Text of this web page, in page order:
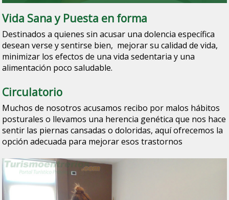
Vida Sana y Puesta en forma
Destinados a quienes sin acusar una dolencia específica
desean verse y sentirse bien, mejorar su calidad de vida,
minimizar los efectos de una vida sedentaria y una
alimentación poco saludable.
Circulatorio
Muchos de nosotros acusamos recibo por malos hábitos
posturales o llevamos una herencia genética que nos hace
sentir las piernas cansadas o doloridas, aquí ofrecemos la
opción adecuada para mejorar esos trastornos